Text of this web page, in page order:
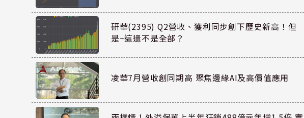
研華(2395) Q2營收、獲利同步創下歷史新高！但
是~這還不是全部？
凌華7月營收創同期高 聚焦邊緣AI及高價值應用